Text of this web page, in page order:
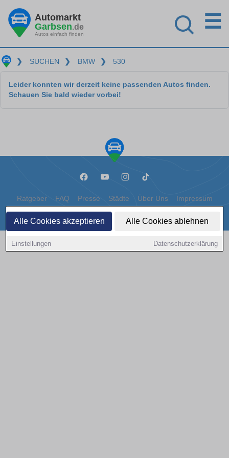
Alle Cookies akzeptieren Alle Cookies ablehnen
Einstellungen Datenschutzerklärung
Automarkt
Garbsen.de
Autos einfach finden
☰
❯ SUCHEN ❯ BMW ❯ 530
Leider konnten wir derzeit keine passenden Autos finden.
Schauen Sie bald wieder vorbei!
Ratgeber FAQ Presse Städte Über Uns Impressum
Datenschutz Cookies
Copyright © 2000 - 2026 | 1A Infosysteme GmbH | Content by: 1a-sites-autos